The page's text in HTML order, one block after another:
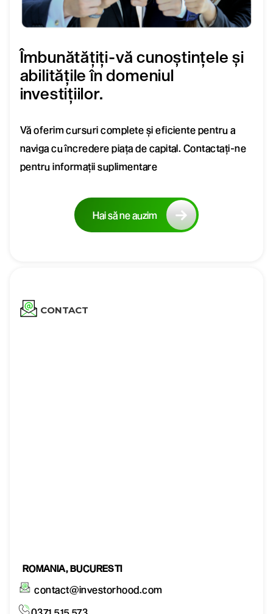
Îmbunătățiți-vă cunoștințele și
abilitățile în domeniul
investițiilor.
Vă oferim cursuri complete și eficiente pentru a
naviga cu încredere piața de capital. Contactați-ne
pentru informații suplimentare
Hai să ne auzim
CONTACT
ROMANIA, BUCURESTI
contact@investorhood.com